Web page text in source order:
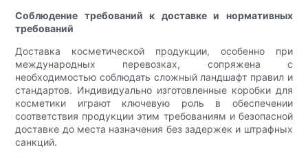
Соблюдение требований к доставке и нормативных
требований
Доставка косметической продукции, особенно при
международных перевозках, сопряжена с
необходимостью соблюдать сложный ландшафт правил и
стандартов. Индивидуально изготовленные коробки для
косметики играют ключевую роль в обеспечении
соответствия продукции этим требованиям и безопасной
доставке до места назначения без задержек и штрафных
санкций.